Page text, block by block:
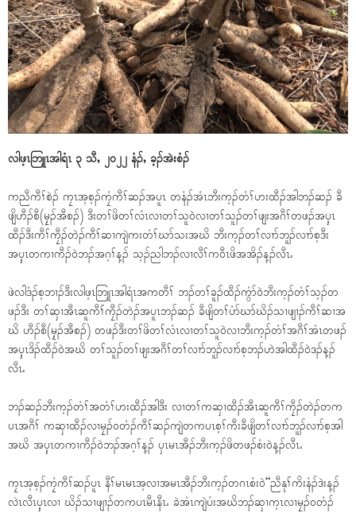
လါဖ့ၤဘြူၤအါရံၤ ၃ သီႇ ၂၀၂၂ နံၣ်ႇ ခ့ၣ်အဲးစံၣ်
ကညီကီၢ်စဲၣ် ကၠၤအ့စ့ၣ်ကၠံကီၢ်ဆၣ်အပူၤ တနံၣ်အံၤဘီးက့ၣ်တံၢ်ဟးထီၣ်အါဘၣ်ဆၣ် ခီ
ဖျိဟီၣ်စီ(မၠ့ၣ်အီစၣ်) ဒီးတၢ်ဖိတၢ်လံၤလၢတၢ်သူ၀ဲလၢတၢ်သူၣ်တၢ်ဖျးအဂီၢ်တဖၣ်အၦ့ၤ
ထီၣ်ဒီးကီၢ်ကၠီၣ်တဲၣ်ကီၢ်ဆၢကျဲကးတံၢ်ဃာ်သးအဃိ ဘီးက့ၣ်တၢ်လၢာ်ဘူၣ်လၢာ်စ့ဒီး
အၦ့ၤတကၢကီၣ်၀ဲဘၣ်အဂ့ၢ်န့ၣ် သ့ၣ်ညါဘၣ်လၢလီၢ်က၀ီၤဖိအအိၣ်န့ၣ်လီၤႉ
ဖဲလါဒံၣ်စ့ဘၢၣ်ဒီးလါဖ့ၤဘြူၤအါရံၤအကတီၢ် ဘၣ်တၢ်ခူၣ်ထီၣ်ကွံာ်၀ဲဘီးက့ၣ်တံၢ်သ့ၣ်တ
ဖၣ်ဒီး တၢ်ဆှၢအီၤဆူကီၢ်ကၠီၣ်တဲၣ်အပူၤဘၣ်ဆၣ် ခီဖျိတၢ်ပံာ်ဃာ်ဃိၣ်သၢဖျၢၣ်ကီၢ်ဆၢအ
ဃိ ဟီၣ်စီ(မၠ့ၣ်အီစၣ်) တဖၣ်ဒီးတၢ်ဖိတၢ်လံၤလၢတၢ်သူ၀ဲလၢဘီးက့ၣ်တံၢ်အဂီၢ်အံၤတဖၣ်
အၦ့ၤဒိၣ်ထီၣ်၀ဲအဃိ တၢ်သူၣ်တၢ်ဖျးအဂီၢ်တၢ်လၢာ်ဘူၣ်လၢာ်စ့ဘၣ်ဟဲအါထီၣ်၀ဲဒၣ်န့ၣ်
လီၤႉ
ဘၣ်ဆၣ်ဘီးက့ၣ်တံၢ်အတံၢ်ဟးထီၣ်အါဒီး လၢတၢ်ကဆှၢထီၣ်အီၤဆူကီၢ်ကၠီၣ်တဲၣ်တက
ပၤအဂီၢ် ကဆှၢထီၣ်လၢမၠၣ်၀တံၣ်ကီၢ်ဆၣ်ကျဲတကပၤစ့ၢ်ကီးခီဖျိတၢ်လၢာ်ဘူၣ်လၢာ်စ့အါ
အဃိ အၦ့ၤတကၢကီၣ်၀ဲဘၣ်အဂ့ၢ်န့ၣ် ၦၤမၤအီၣ်ဘီးက့ၣ်ဖိတဖၣ်စံး၀ဲန့ၣ်လီၤႉ
ကၠၤအ့စ့ၣ်ကၠံကီၢ်ဆၣ်ပူၤ နီၢ်မၤမၤအ့လၢအမၤအီၣ်ဘီးက့ၣ်တဂၤစံး၀ဲ“ညီနုၢ်ကိးနံၣ်ဒဲးန့ၣ်
လဲၤလီၤၦ့ၤလၢ ဃိၣ်သၢဖျၢၣ်တကပၤမီၤနီၤႉ ခဲအံၤကျဲပံးအဃိဘၣ်ဆှၢက့ၤလၢမၠၣ်၀တံၣ်